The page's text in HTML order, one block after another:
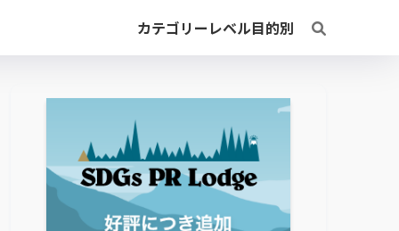
カテゴリー レベル目的別